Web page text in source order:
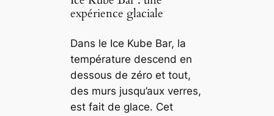
expérience glaciale
Dans le Ice Kube Bar, la
température descend en
dessous de zéro et tout,
des murs jusqu’aux verres,
est fait de glace. Cet